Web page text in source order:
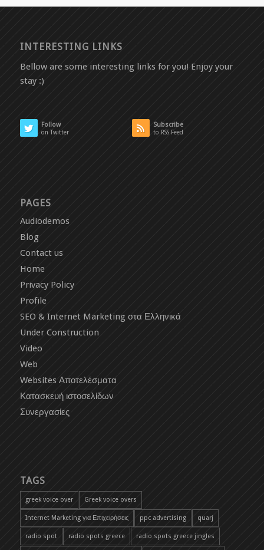
INTERESTING LINKS
Bellow are some interesting links for you! Enjoy your
stay :)
Follow
on Twitter
Subscribe
to RSS Feed
PAGES
Audiodemos
Blog
Contact us
Home
Privacy Policy
Profile
SEO & Internet Marketing στα Ελληνικά
Under Construction
Video
Web
Websites Αποτελέσματα
Κατασκευή ιστοσελίδων
Συνεργασίες
TAGS
greek voice over Greek voice overs
Internet Marketing για Επιχειρήσεις ppc advertising quarj
radio spot radio spots greece radio spots greece jingles